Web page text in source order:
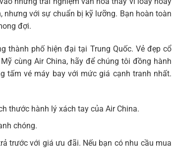
với sự chuẩn bị kỹ lưỡng. Bạn hoàn toàn
đợi.
thành phố hiện đại tại Trung Quốc. Vẻ đẹp cổ
cùng Air China, hãy để chúng tôi đồng hành
tấm vé máy bay với mức giá cạnh tranh nhất.
thước hành lý xách tay của Air China.
chóng.
trước với giá ưu đãi. Nếu bạn có nhu cầu mua